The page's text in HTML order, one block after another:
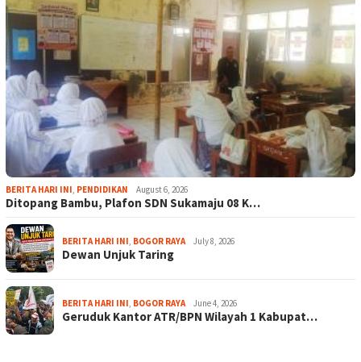
BERITA HARI INI, PENDIDIKAN August 6, 2026
Ditopang Bambu, Plafon SDN Sukamaju 08 K…
BERITA HARI INI, BOGOR RAYA July 8, 2026
Dewan Unjuk Taring
BERITA HARI INI, BOGOR RAYA June 4, 2026
Geruduk Kantor ATR/BPN Wilayah 1 Kabupat…